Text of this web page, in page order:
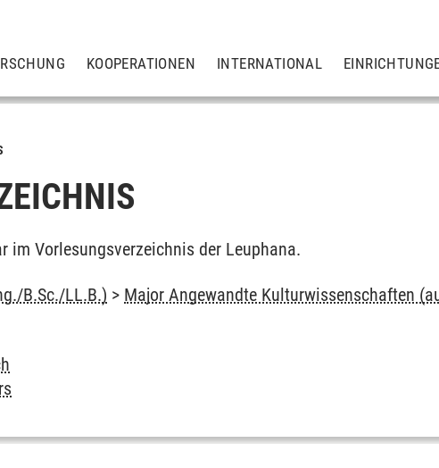
KOOPERATIONEN INTERNATIONAL
im Vorlesungsverzeichnis der Leuphana.
B.Sc./LL.B.) > Major Angewandte Kulturwissenschaften